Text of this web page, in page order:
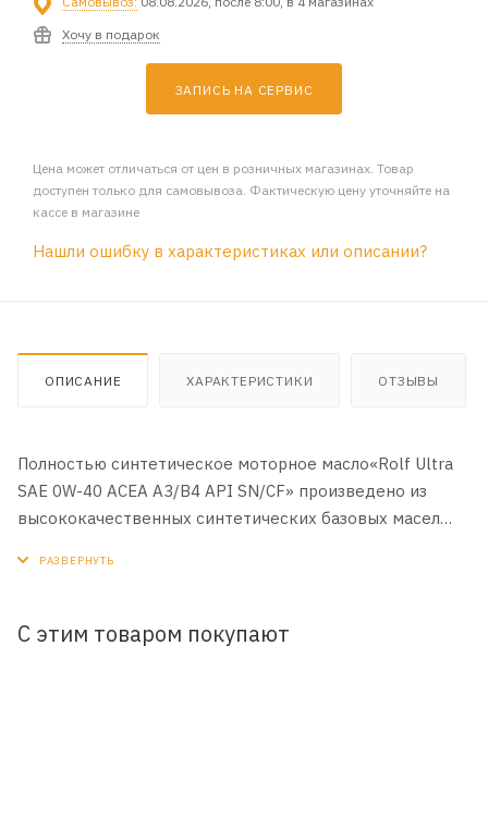
Хочу в подарок
ЗАПИСЬ НА СЕРВИС
Цена может отличаться от цен в розничных магазинах. Товар
доступен только для самовывоза. Фактическую цену уточняйте на
кассе в магазине
Нашли ошибку в характеристиках или описании?
ОПИСАНИЕ ХАРАКТЕРИСТИКИ ОТЗЫВЫ
Полностью синтетическое моторное масло«Rolf Ultra
SAE 0W-40 ACEA A3/B4 API SN/CF» произведено из
высококачественных синтетических базовых масел
износа, препятствует образованию отложений,
С этим товаром покупают